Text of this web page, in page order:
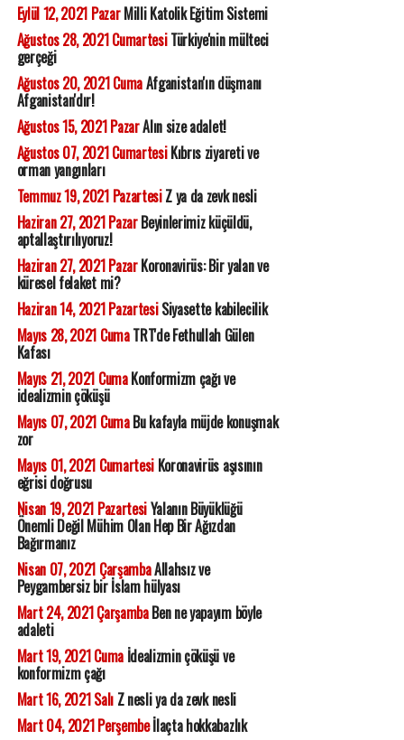
Eylül 12, 2021 PazarMilli Katolik Eğitim Sistemi
Ağustos 28, 2021 CumartesiTürkiye'nin mülteci
gerçeği
Ağustos 20, 2021 CumaAfganistan'ın düşmanı
Afganistan'dır!
Ağustos 15, 2021 PazarAlın size adalet!
Ağustos 07, 2021 CumartesiKıbrıs ziyareti ve
orman yangınları
Temmuz 19, 2021 PazartesiZ ya da zevk nesli
Haziran 27, 2021 PazarBeyinlerimiz küçüldü,
aptallaştırılıyoruz!
Haziran 27, 2021 PazarKoronavirüs: Bir yalan ve
küresel felaket mi?
Haziran 14, 2021 PazartesiSiyasette kabilecilik
Mayıs 28, 2021 CumaTRT'de Fethullah Gülen
Kafası
Mayıs 21, 2021 CumaKonformizm çağı ve
idealizmin çöküşü
Mayıs 07, 2021 CumaBu kafayla müjde konuşmak
zor
Mayıs 01, 2021 CumartesiKoronavirüs aşısının
eğrisi doğrusu
Nisan 19, 2021 PazartesiYalanın Büyüklüğü
Önemli Değil Mühim Olan Hep Bir Ağızdan
Bağırmanız
Nisan 07, 2021 ÇarşambaAllahsız ve
Peygambersiz bir İslam hülyası
Mart 24, 2021 ÇarşambaBen ne yapayım böyle
adaleti
Mart 19, 2021 Cumaİdealizmin çöküşü ve
konformizm çağı
Mart 16, 2021 SalıZ nesli ya da zevk nesli
Mart 04, 2021 Perşembeİlaçta hokkabazlık